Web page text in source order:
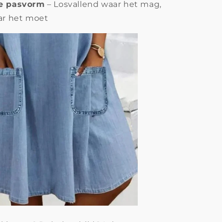
pasvorm – Losvallend waar het mag,
het moet